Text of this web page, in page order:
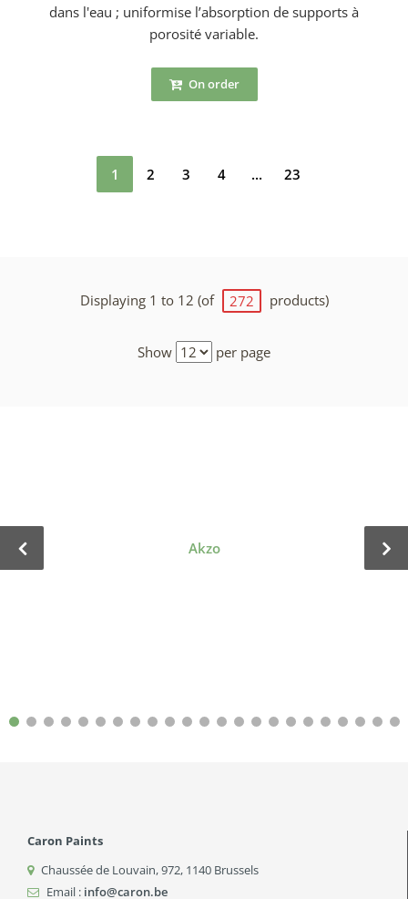
dans l'eau ; uniformise l’absorption de supports à
porosité variable.
On order
1 2 3 4 ... 23
Displaying 1 to 12 (of 272 products)
Show per page
Akzo
Caron Paints
Chaussée de Louvain, 972, 1140 Brussels
Email : info@caron.be